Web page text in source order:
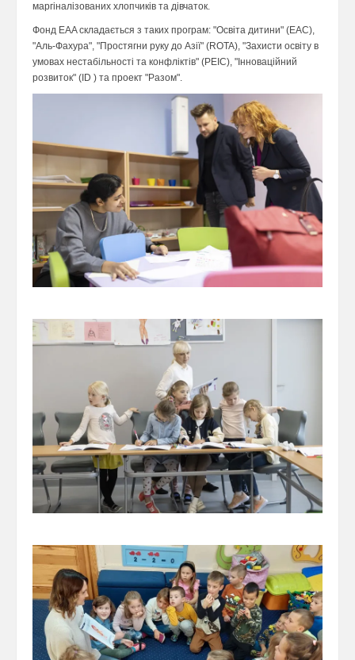
маргіналізованих хлопчиків та дівчаток.
Фонд EAA складається з таких програм: "Освіта дитини" (EAC),
"Аль-Фахура", "Простягни руку до Азії" (ROTA), "Захисти освіту в
умовах нестабільності та конфліктів" (PEIC), "Інноваційний
розвиток" (ID ) та проект "Разом".